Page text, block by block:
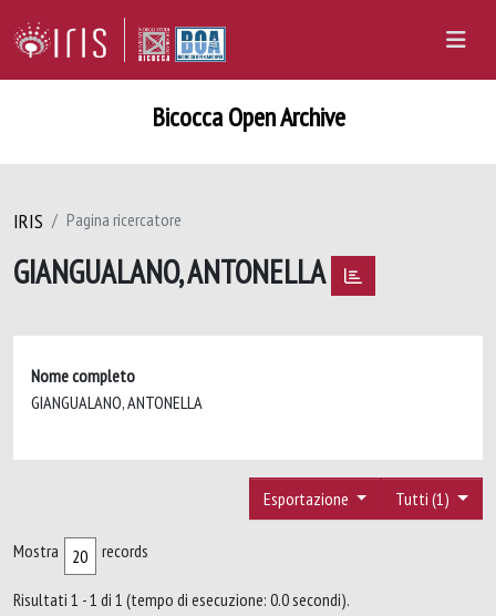
Bicocca Open Archive
IRIS Pagina ricercatore
GIANGUALANO, ANTONELLA
Nome completo
GIANGUALANO, ANTONELLA
Tutti (1)
Esportazione
Mostra records
Risultati 1 - 1 di 1 (tempo di esecuzione: 0.0 secondi).